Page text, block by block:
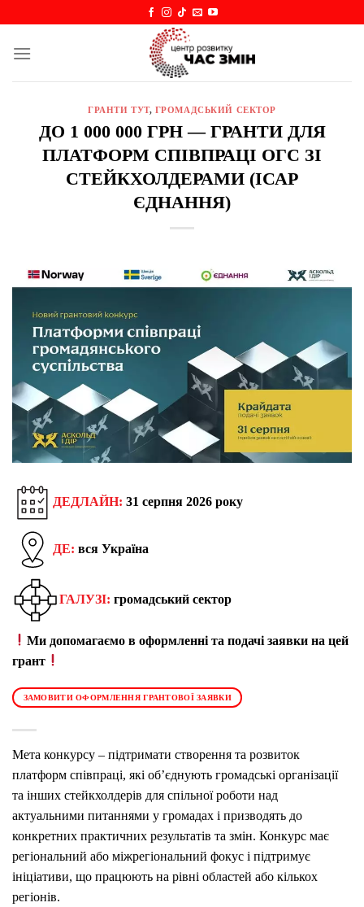
content
ГРАНТИ ТУТ, ГРОМАДСЬКИЙ СЕКТОР
ДО 1 000 000 ГРН — ГРАНТИ ДЛЯ
ПЛАТФОРМ СПІВПРАЦІ ОГС ЗІ
СТЕЙКХОЛДЕРАМИ (ІСАР
ЄДНАННЯ)
ДЕДЛАЙН: 31 серпня 2026 року
ДЕ: вся Україна
ГАЛУЗІ: громадський сектор
Ми допомагаємо в оформленні та подачі заявки на цей
грант
ЗАМОВИТИ ОФОРМЛЕННЯ ГРАНТОВОЇ ЗАЯВКИ
Мета конкурсу – підтримати створення та розвиток
платформ співпраці, які об’єднують громадські організації
та інших стейкхолдерів для спільної роботи над
актуальними питаннями у громадах і призводять до
конкретних практичних результатів та змін. Конкурс має
регіональний або міжрегіональний фокус і підтримує
ініціативи, що працюють на рівні областей або кількох
регіонів.